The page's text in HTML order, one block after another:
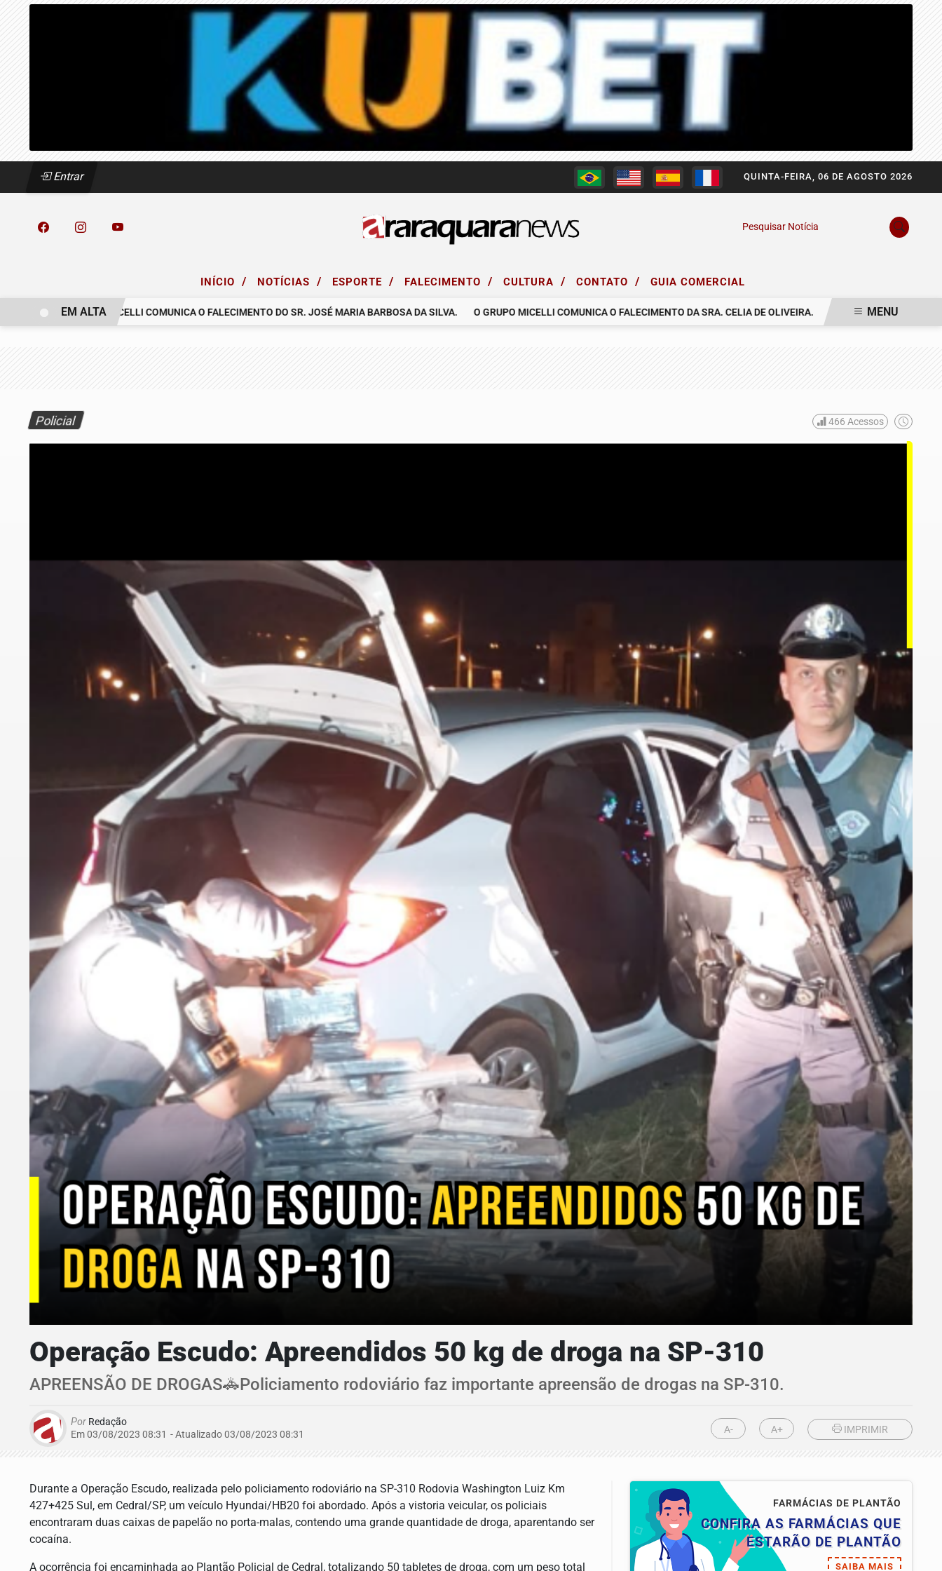
Entrar QUINTA-FEIRA, 06 DE AGOSTO 2026
Pesquisar Notícia
INÍCIO / NOTÍCIAS / ESPORTE / FALECIMENTO / CULTURA / CONTATO / GUIA COMERCIAL
O GRUPO MICELLI COMUNICA O FALECIMENTO DO SR. JOSÉ MARIA BARBOSA DA SILVA. O GRUPO MICELLI COMUNICA O FALECIMENTO DA SRA. CELIA DE OLIVEIRA. COMUNICAMOS O
EM ALTA MENU
Policial 466 Acessos
Operação Escudo: Apreendidos 50 kg de droga na SP-310
APREENSÃO DE DROGAS🚓Policiamento rodoviário faz importante apreensão de drogas na SP-310.
Por Redação
Em 03/08/2023 08:31 - Atualizado03/08/2023 08:31 A- A+ IMPRIMIR
Durante a Operação Escudo, realizada pelo policiamento rodoviário na SP-310 Rodovia Washington Luiz Km
427+425 Sul, em Cedral/SP, um veículo Hyundai/HB20 foi abordado. Após a vistoria veicular, os policiais
encontraram duas caixas de papelão no porta-malas, contendo uma grande quantidade de droga, aparentando ser
cocaína.
A ocorrência foi encaminhada ao Plantão Policial de Cedral, totalizando 50 tabletes de droga, com um peso total
FARMÁCIAS DE PLANTÃO
CONFIRA AS FARMÁCIAS QUE
ESTARÃO DE PLANTÃO
SAIBA MAIS